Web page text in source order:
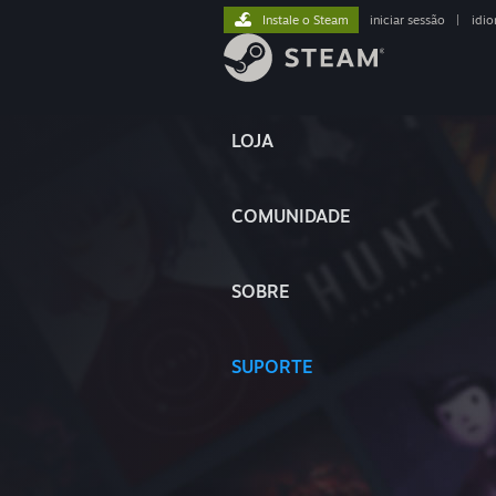
LOJA
COMUNIDADE
SOBRE
SUPORTE
Instale o Steam iniciar sessão